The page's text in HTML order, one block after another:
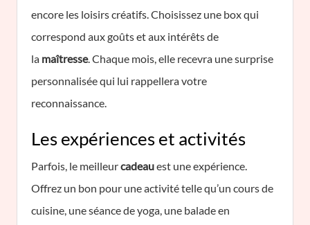
encore les loisirs créatifs. Choisissez une box qui
correspond aux goûts et aux intérêts de
la maîtresse. Chaque mois, elle recevra une surprise
personnalisée qui lui rappellera votre
reconnaissance.
Les expériences et activités
Parfois, le meilleurcadeauest une expérience.
Offrez un bon pour une activité telle qu’un cours de
cuisine, une séance de yoga, une balade en